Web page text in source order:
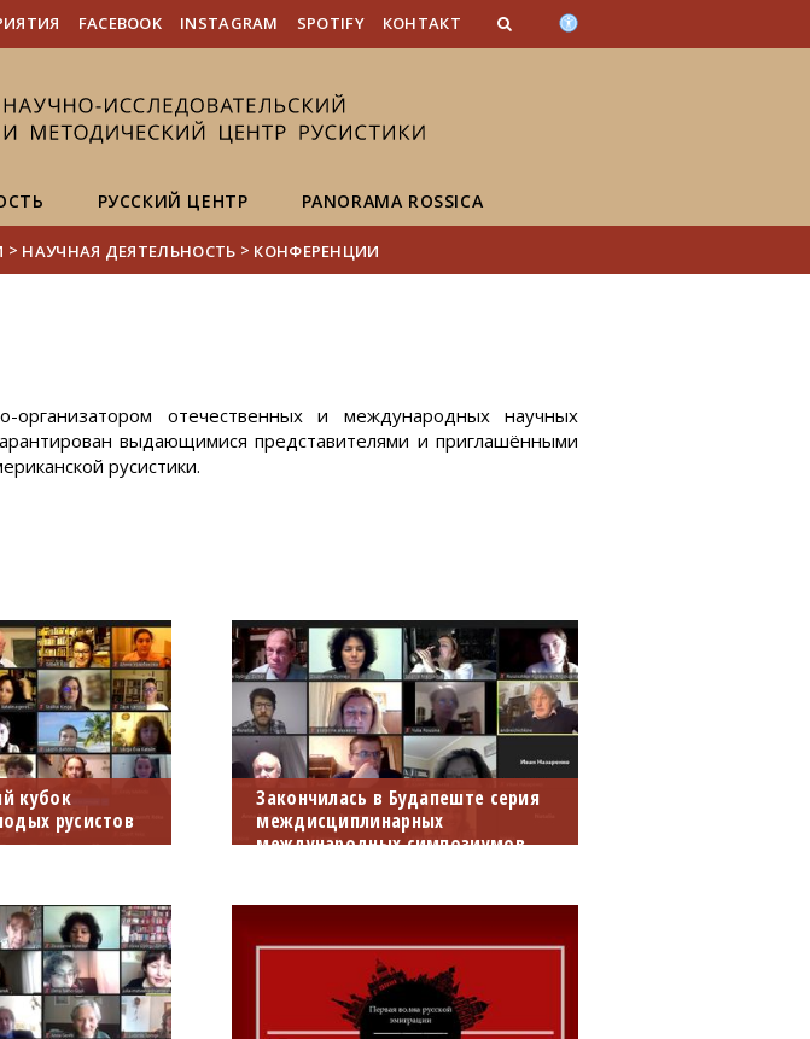
FACEBOOK INSTAGRAM SPOTIFY КОНТАКТ
РУССКИЙ ЦЕНТР PANORAMA ROSSICA
> НАУЧНАЯ ДЕЯТЕЛЬНОСТЬ > КОНФЕРЕНЦИИ
отечественных и международных научных
выдающимися представителями и приглашёнными
русистики.
кубок
русистов
русистов в
попали 12
Закончилась в Будапеште серия
междисциплинарных
международных симпозиумов...
двухдневная
конференция с названием
«Первая волна русской
эмиграции: историософия и эго-
документы».